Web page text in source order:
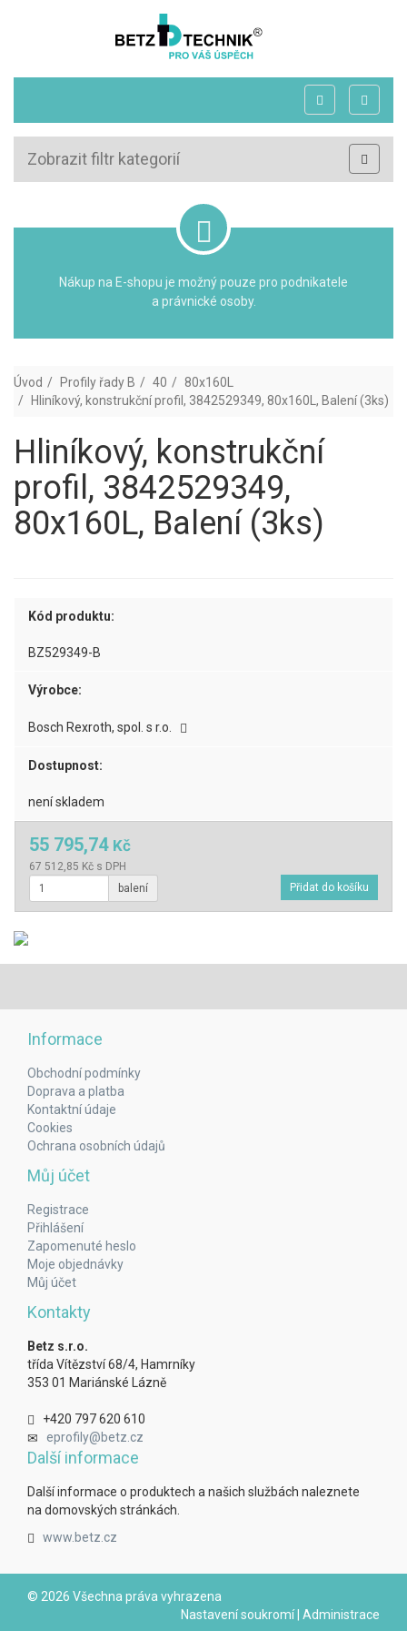
Zobrazit filtr kategorií
Nákup na E-shopu je možný pouze pro podnikatele
a právnické osoby.
Úvod Profily řady B 40
80x160L
Hliníkový, konstrukční profil, 3842529349, 80x160L, Balení (3ks)
Hliníkový, konstrukční
profil, 3842529349,
80x160L, Balení (3ks)
Kód produktu:
BZ529349-B
Výrobce:
Bosch Rexroth, spol. s r.o.
Dostupnost:
není skladem
55 795,74 Kč
67 512,85 Kč s DPH
balení
Informace
Obchodní podmínky
Doprava a platba
Kontaktní údaje
Cookies
Ochrana osobních údajů
Můj účet
Registrace
Přihlášení
Zapomenuté heslo
Moje objednávky
Můj účet
Kontakty
Betz s.r.o.
třída Vítězství 68/4, Hamrníky
353 01 Mariánské Lázně
+420 797 620 610
eprofily@betz.cz
Další informace
Další informace o produktech a našich službách naleznete
na domovských stránkách.
www.betz.cz
© 2026 Všechna práva vyhrazena
Nastavení soukromí| Administrace